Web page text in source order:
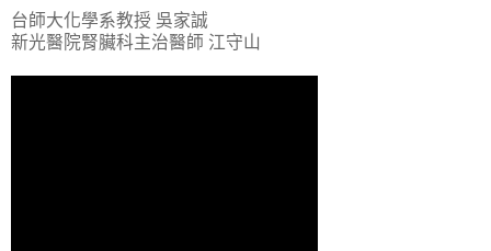
台師大化學系教授 吳家誠
新光醫院腎臟科主治醫師 江守山